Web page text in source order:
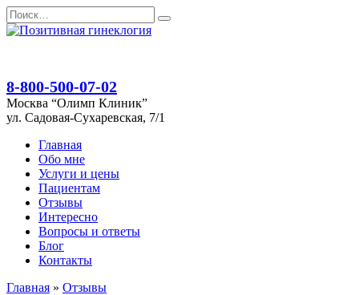
Перейти
к
Search
for:
8-800-500-07-02
Москва “Олимп Клиник”
ул. Садовая-Сухаревская, 7/1
Главная
Обо мне
Услуги и цены
Пациентам
Отзывы
Интересно
Вопросы и ответы
Блог
Контакты
Главная » Отзывы